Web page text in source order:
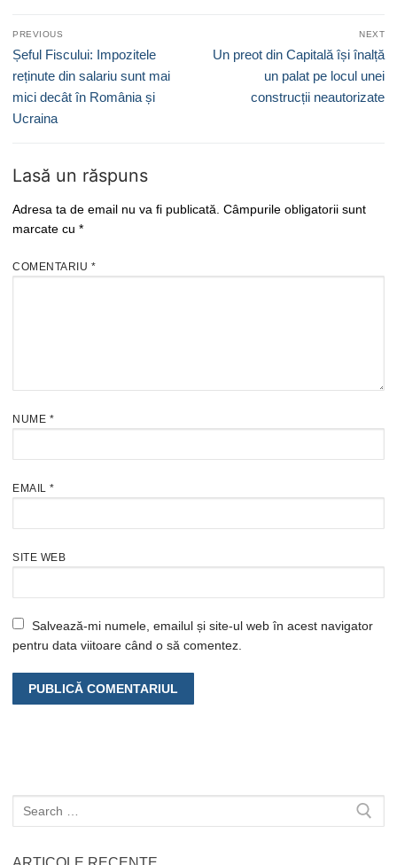
Navigare
în
articole
PREVIOUS
Previous
post:
Șeful Fiscului: Impozitele
reținute din salariu sunt mai
mici decât în România și
Ucraina
NEXT
Next
Un preot din Capitală își înalță
un palat pe locul unei
construcții neautorizate
Lasă un răspuns
Adresa ta de email nu va fi publicată. Câmpurile obligatorii sunt
marcate cu *
COMENTARIU *
NUME *
EMAIL *
SITE WEB
Salvează-mi numele, emailul și site-ul web în acest navigator
pentru data viitoare când o să comentez.
Caută
după: